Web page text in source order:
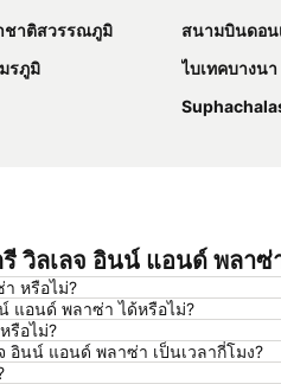
าติสวรรณภูมิ สนามบินดอน
รภูมิ ไบเทคบางนา
วิลเลจ อินน์ แอนด์ พลาซ่
หรือไม่?
แอนด์ พลาซ่า ได้หรือไม่?
รือไม่?
อินน์ แอนด์ พลาซ่า เป็นเวลากี่โมง?